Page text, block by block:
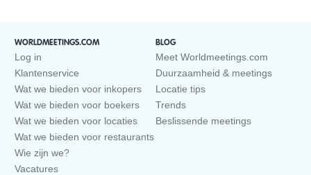
WORLDMEETINGS.COM
Log in
Klantenservice
Wat we bieden voor inkopers
Wat we bieden voor boekers
Wat we bieden voor locaties
Wat we bieden voor restaurants
Wie zijn we?
Vacatures
BLOG
Meet Worldmeetings.com
Duurzaamheid & meetings
Locatie tips
Trends
Beslissende meetings